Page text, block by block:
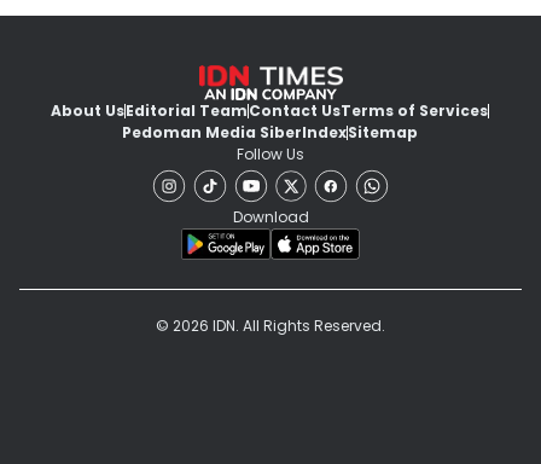
About UsEditorial TeamContact UsTerms of Services
Pedoman Media SiberIndexSitemap
Follow Us
Download
© 2026 IDN. All Rights Reserved.